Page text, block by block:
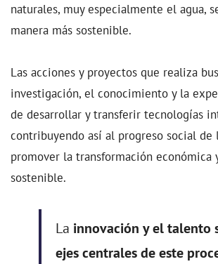
naturales, muy especialmente el agua,
manera más sostenible.
Las acciones y proyectos que realiza
investigación, el conocimiento y la
de desarrollar y transferir tecnologías
contribuyendo así al progreso social de
promover la transformación económica
sostenible.
La innovación y el talento
ejes centrales de este